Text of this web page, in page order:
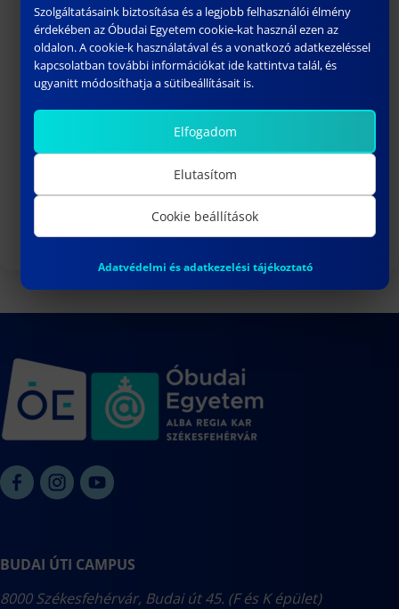
TDK 2024. TAVASZ – PROGRAM
április 16, 2024
BUDAI ÚTI CAMPUS
8000 Székesfehérvár, Budai út 45. (F és K épület)
Szolgáltatásaink biztosítása és a legjobb felhasználói élmény
érdekében az Óbudai Egyetem cookie-kat használ ezen az
oldalon. A cookie-k használatával és a vonatkozó adatkezeléssel
kapcsolatban további információkat ide kattintva talál, és
ugyanitt módosíthatja a sütibeállításait is.
Elfogadom
Elutasítom
Cookie beállítások
Adatvédelmi és adatkezelési tájékoztató